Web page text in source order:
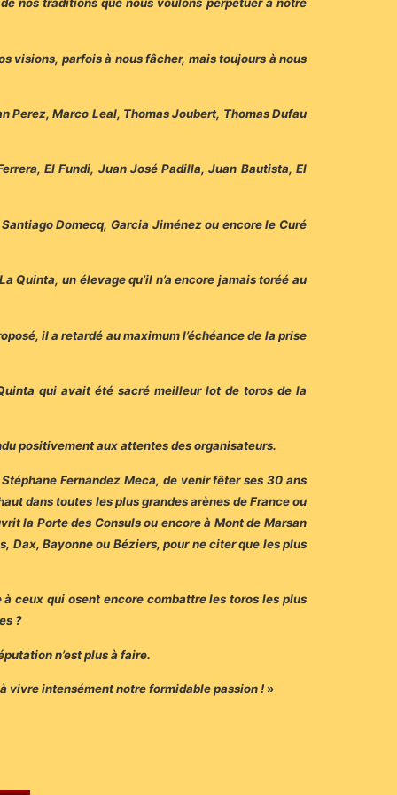
nos traditions que nous voulons perpétuer à notre
visions, parfois à nous fâcher, mais toujours à nous
Perez, Marco Leal, Thomas Joubert, Thomas Dufau
El Fundi, Juan José Padilla, Juan Bautista, El
Domecq, Garcia Jiménez ou encore le Curé
Quinta, un élevage qu’il n’a encore jamais toréé au
il a retardé au maximum l’échéance de la prise
qui avait été sacré meilleur lot de toros de la
positivement aux attentes des organisateurs.
Fernandez Meca, de venir fêter ses 30 ans
dans toutes les plus grandes arènes de France ou
la Porte des Consuls ou encore à Mont de Marsan
Dax, Bayonne ou Béziers, pour ne citer que les plus
à ceux qui osent encore combattre les toros les plus
?
n’est plus à faire.
vivre intensément notre formidable passion ! »